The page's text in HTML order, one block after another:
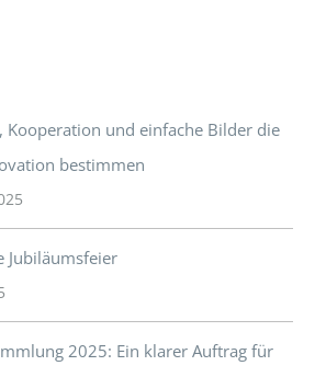
Kooperation und einfache Bilder die
bestimmen
Jubiläumsfeier
2025: Ein klarer Auftrag für